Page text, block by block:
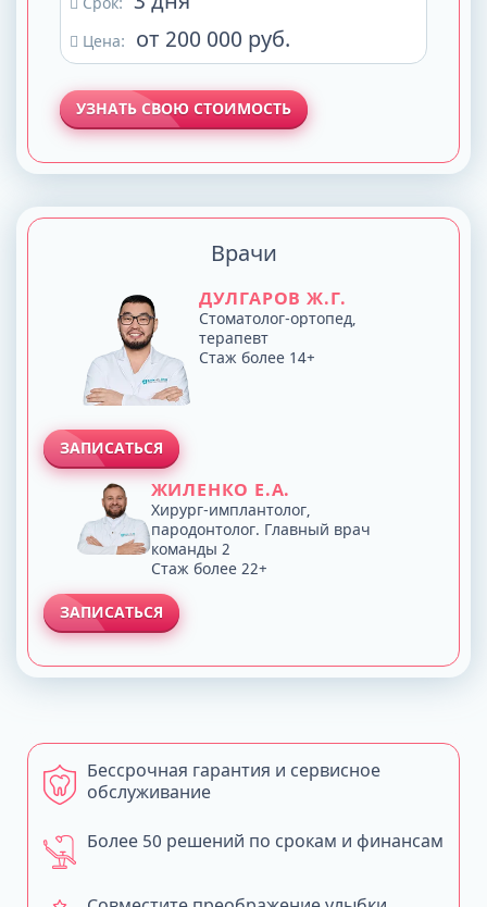
Цена: от 200 000 руб.
УЗНАТЬ СВОЮ СТОИМОСТЬ
Врачи
ДУЛГАРОВ Ж.Г.
Стоматолог-ортопед,
терапевт
Стаж более 14+
ЗАПИСАТЬСЯ
ЖИЛЕНКО Е.А.
Хирург-имплантолог,
пародонтолог. Главный врач
команды 2
Стаж более 22+
ЗАПИСАТЬСЯ
Бессрочная гарантия и сервисное
обслуживание
Более 50 решений по срокам и финансам